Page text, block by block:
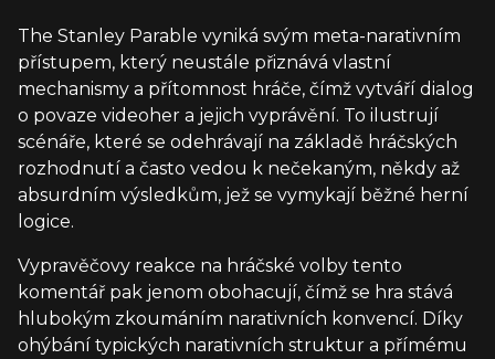
The Stanley Parable vyniká svým meta-narativním
přístupem, který neustále přiznává vlastní
mechanismy a přítomnost hráče, čímž vytváří dialog
o povaze videoher a jejich vyprávění. To ilustrují
scénáře, které se odehrávají na základě hráčských
rozhodnutí a často vedou k nečekaným, někdy až
absurdním výsledkům, jež se vymykají běžné herní
logice.
Vypravěčovy reakce na hráčské volby tento
komentář pak jenom obohacují, čímž se hra stává
hlubokým zkoumáním narativních konvencí. Díky
ohýbání typických narativních struktur a přímému